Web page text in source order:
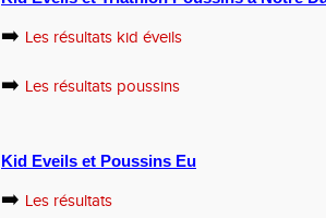
➡️ Les résultats kid éveils
➡️ Les résultats poussins
Kid Eveils et Poussins Eu
➡️ Les résultats